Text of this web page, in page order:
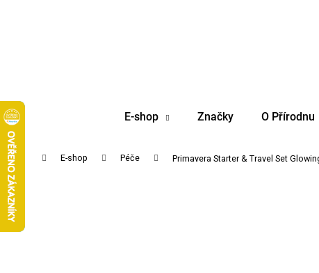
E-shop Značky O Přírodnu
Domů E-shop Péče Primavera Starter & Travel Set